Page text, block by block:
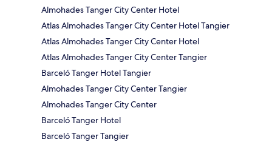
Almohades Tanger City Center Hotel
Atlas Almohades Tanger City Center Hotel Tangier
Atlas Almohades Tanger City Center Hotel
Atlas Almohades Tanger City Center Tangier
Barceló Tanger Hotel Tangier
Almohades Tanger City Center Tangier
Almohades Tanger City Center
Barceló Tanger Hotel
Barceló Tanger Tangier